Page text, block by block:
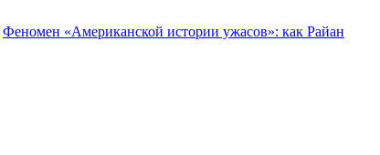
Феномен «Американской истории ужасов»: как Райан